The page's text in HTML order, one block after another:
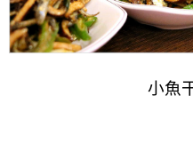
小魚